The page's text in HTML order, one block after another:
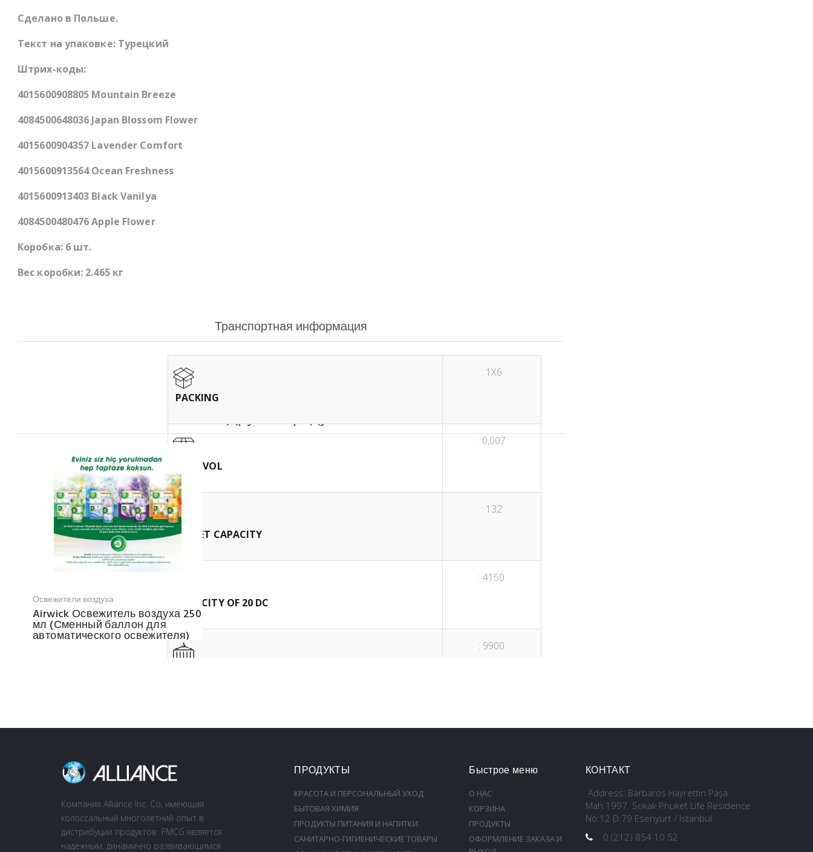
Сделано в Польше.
Текст на упаковке: Турецкий
Штрих-коды:
4015600908805 Mountain Breeze
4084500648036 Japan Blossom Flower
4015600904357 Lavender Comfort
4015600913564 Ocean Freshness
4015600913403 Black Vanilya
4084500480476 Apple Flower
Коробка: 6 шт.
Вес коробки: 2.465 кг
Транспортная информация
PACKING
: 1X6
UNIT VOL
: 0,007
PALLET CAPACITY
: 132
CAPACITY OF 20 DC
: 4150
: 9900
Другие продукты
Освежители воздуха
Airwick Освежитель воздуха 250
мл (Сменный баллон для
автоматического освежителя)
Компания Alliance Inc. Co, имеющая
колоссальный многолетний опыт в
дистрибуции продуктов FMCG является
надежным, динамично развивающимся
ПРОДУКТЫ
КРАСОТА И ПЕРСОНАЛЬНЫЙ УХОД
БЫТОВАЯ ХИМИЯ
ПРОДУКТЫ ПИТАНИЯ И НАПИТКИ
САНИТАРНО-ГИГИЕНИЧЕСКИЕ ТОВАРЫ
Быстрое меню
О НАС
КОРЗИНА
ПРОДУКТЫ
ОФОРМЛЕНИЕ ЗАКАЗА И
КОНТАКТ
Address: Barbaros Hayrettin Paşa
Mah.1997. Sokak Phuket Life Residence
No:12 D:79 Esenyurt / Istanbul
0 (212) 854 10 52